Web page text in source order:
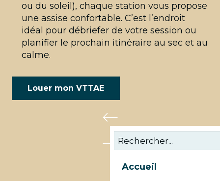
Accueil
ou du soleil), chaque station vous propose
une assise confortable. C’est l’endroit
idéal pour débriefer de votre session ou
planifier le prochain itinéraire au sec et au
calme.
Louer mon VTTAE